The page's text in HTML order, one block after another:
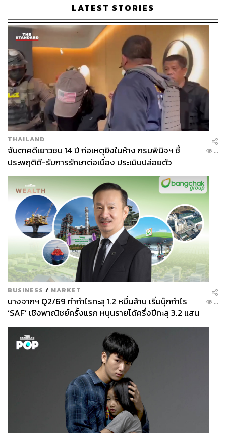
LATEST STORIES
THAILAND
จับตาคดีเยาวชน 14 ปี ก่อเหตุยิงในห้าง กรมพินิจฯ ชี้
ประพฤติดี-รับการรักษาต่อเนื่อง ประเมินปล่อยตัว
...
BUSINESS / MARKET
บางจากฯ Q2/69 ทำกำไรทะลุ 1.2 หมื่นล้าน เริ่มบุ๊กกำไร
‘SAF’ เชิงพาณิชย์ครั้งแรก หนุนรายได้ครึ่งปีทะลุ 3.2 แสน
ล้าน
...